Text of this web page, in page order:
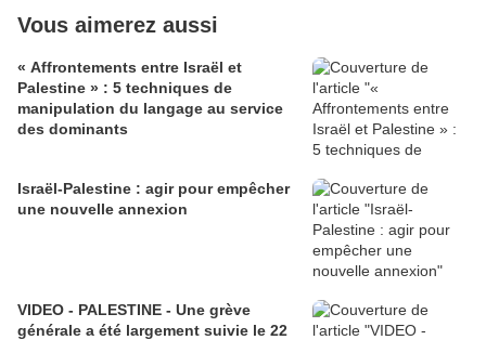
Vous aimerez aussi
« Affrontements entre Israël et
Palestine » : 5 techniques de
manipulation du langage au service
des dominants
Israël-Palestine : agir pour empêcher
une nouvelle annexion
VIDEO - PALESTINE - Une grève
générale a été largement suivie le 22